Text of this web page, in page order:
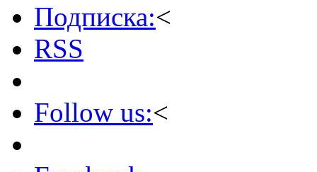
Подписка:<
RSS
Follow us:<